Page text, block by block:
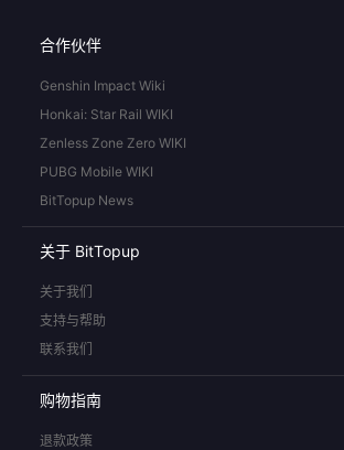
合作伙伴
Genshin Impact Wiki
Honkai: Star Rail WIKI
Zenless Zone Zero WIKI
PUBG Mobile WIKI
BitTopup News
关于 BitTopup
关于我们
支持与帮助
联系我们
购物指南
退款政策